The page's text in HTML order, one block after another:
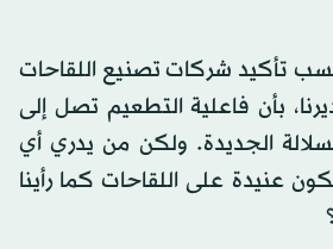
تأكيد شركات تصنيع اللقاحات
بأن فاعلية التطعيم تصل إلى
الجديدة. ولكن من يدري أي
عنيدة على اللقاحات كما رأينا